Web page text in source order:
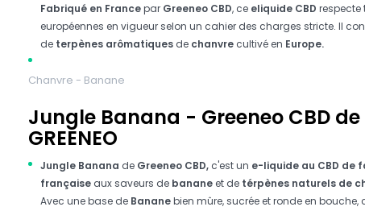
Fabriqué en Francepar Greeneo CBD, ce eliquide CBD respecte
européennes en vigueur selon un cahier des charges stricte. Il
de terpènes arômatiques de chanvre cultivé en Europe.
Chanvre - Banane
Jungle Banana - Greeneo CBD
GREENEO
Jungle Banana de Greeneo CBD, c'est un e-liquide au CBD de
française aux saveurs de banane et de térpènes naturels de
Avec une base de Bananebien mûre, sucrée et ronde en bouche,